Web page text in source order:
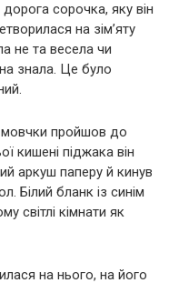
сорочка, яку він
на зім’яту
не та весела чи
знала. Це було
мовчки пройшов до
кишені піджака він
аркуш паперу й кинув
Білий бланк із синім
світлі кімнати як
на нього, на його